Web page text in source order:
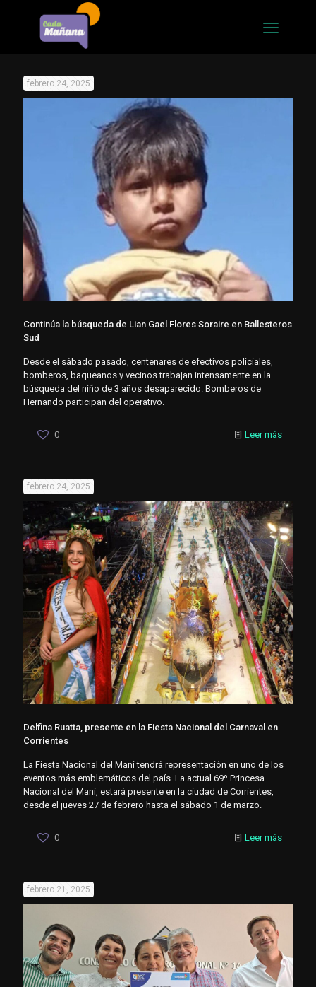
febrero 24, 2025
Continúa la búsqueda de Lian Gael Flores Soraire en Ballesteros
Sud
Desde el sábado pasado, centenares de efectivos policiales,
bomberos, baqueanos y vecinos trabajan intensamente en la
búsqueda del niño de 3 años desaparecido. Bomberos de
Hernando participan del operativo.
0 Leer más
febrero 24, 2025
Delfina Ruatta, presente en la Fiesta Nacional del Carnaval en
Corrientes
La Fiesta Nacional del Maní tendrá representación en uno de los
eventos más emblemáticos del país. La actual 69º Princesa
Nacional del Maní, estará presente en la ciudad de Corrientes,
desde el jueves 27 de febrero hasta el sábado 1 de marzo.
0 Leer más
febrero 21, 2025